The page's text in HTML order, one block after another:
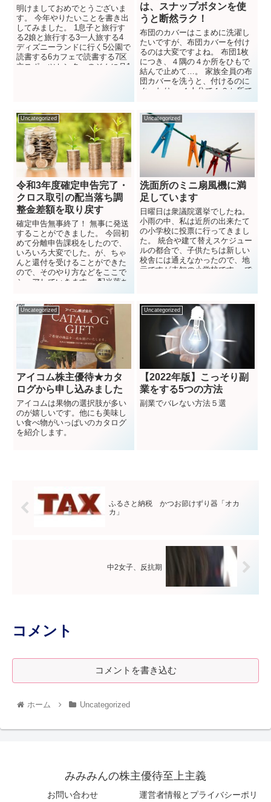
明けましておめでとうございま
す。 今年やりたいことを書き出
してみました。 1息子と旅行す
る2娘と旅行する3一人旅する4
ディズニーランドに行く5公園で
読書する6カフェで読書する7区
立スポーツセンターのジムに月1
は、スナップボタンを使
うと断然ラク！
布団のカバーはこまめに洗濯し
たいですが、布団カバーを付け
るのは大変ですよね。 布団1枚
につき、４隅の４か所をひもで
結んで止めて…。 家族全員の布
団カバーを洗うと、付けるのに
ぐったり。 ４人分で１６か所で
Uncategorized
令和3年度確定申告完了・
クロス取引の配当落ち調
整金差額を取り戻す
確定申告無事終了！ 無事に発送
することができました。 今回初
めて分離申告課税をしたので、
いろいろ大変でした。が、ちゃ
んと還付を受けることができた
ので、そのやり方などをここで
シェアしていきます。 配当落ち
Uncategorized
洗面所のミニ扇風機に満
足しています
日曜日は衆議院選挙でしたね。
小雨の中、私は近所の出来たて
の小学校に投票に行ってきまし
た。 統合や建て替えスケジュー
ルの都合で、子供たちは新しい
校舎には通えなかったので、地
元ですが未知の小学校です。 で
Uncategorized
アイコム株主優待★カタ
ログから申し込みました
アイコムは果物の選択肢が多い
のが嬉しいです。他にも美味し
い食べ物がいっぱいのカタログ
を紹介します。
Uncategorized
【2022年版】こっそり副
業をする5つの方法
副業でバレない方法５選
ふるさと納税 かつお節けずり器「オカ
カ」
中2女子、反抗期
コメント
コメントを書き込む
ホーム Uncategorized
みみみんの株主優待至上主義
お問い合わせ 運営者情報とプライバシーポリ